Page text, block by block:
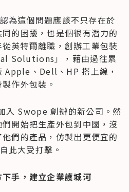
為這個問題應該不只存在於
的困擾，也是個很有潛力的
英特爾離職，創辦工業包裝
Solutions」，藉由過往累
Apple、Dell、HP 搭上線，
作外包裝。
入 Swope 創辦的新公司。然
開始把生產外包到中國，沒
們的產品，仿製出更便宜的
此大受打擊。
手，建立企業護城河